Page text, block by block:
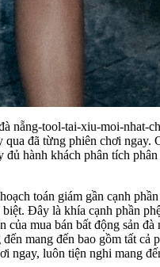
nẵng-tool-tai-xiu-moi-
đã từng phiên chơi ngay.
hành khách phân tích
toán giám gần cạnh
Đây là khía cạnh phần
mua bán bất động sản
mang đến bao gồm tất
luôn tiện nghi mang